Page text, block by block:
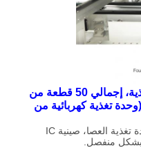
كل جانب 25 قطعة من وحدات التغذية، إجمالي 50 قطعة من
تغذية كهربائية من
وحدة تغذية 8/12/16/24/32/44 مم، وحدة تغذية العصا، صينية IC
بشكل منفصل.